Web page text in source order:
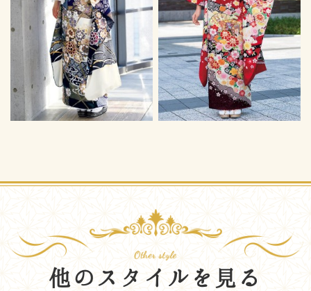
他のスタイルを見る